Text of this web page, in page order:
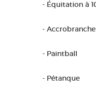
- Équitation à
- Accrobranche
- Paintball
- Pétanque